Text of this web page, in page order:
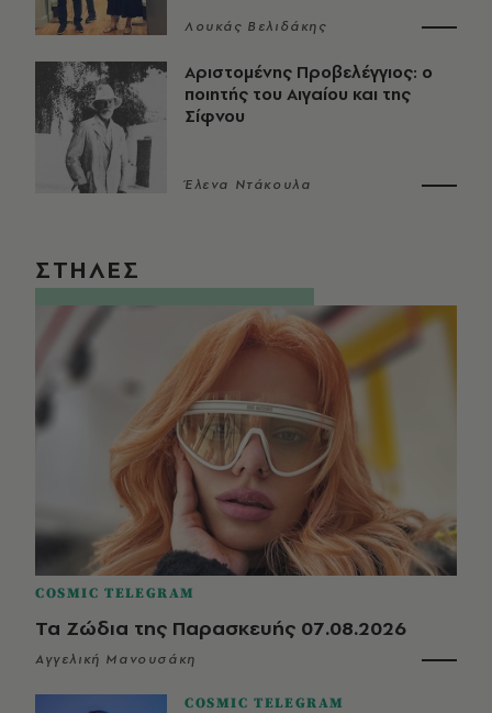
Λουκάς Βελιδάκης
Αριστομένης Προβελέγγιος: ο
ποιητής του Αιγαίου και της
Σίφνου
Έλενα Ντάκουλα
ΣΤΗΛΕΣ
COSMIC TELEGRAM
Τα Ζώδια της Παρασκευής 07.08.2026
Αγγελική Μανουσάκη
COSMIC TELEGRAM